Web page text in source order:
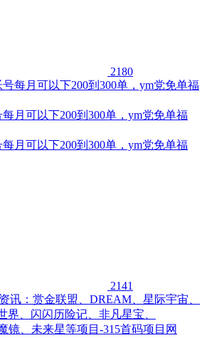
2180
月可以下200到300单，ym党免单福
月可以下200到300单，ym党免单福
2141